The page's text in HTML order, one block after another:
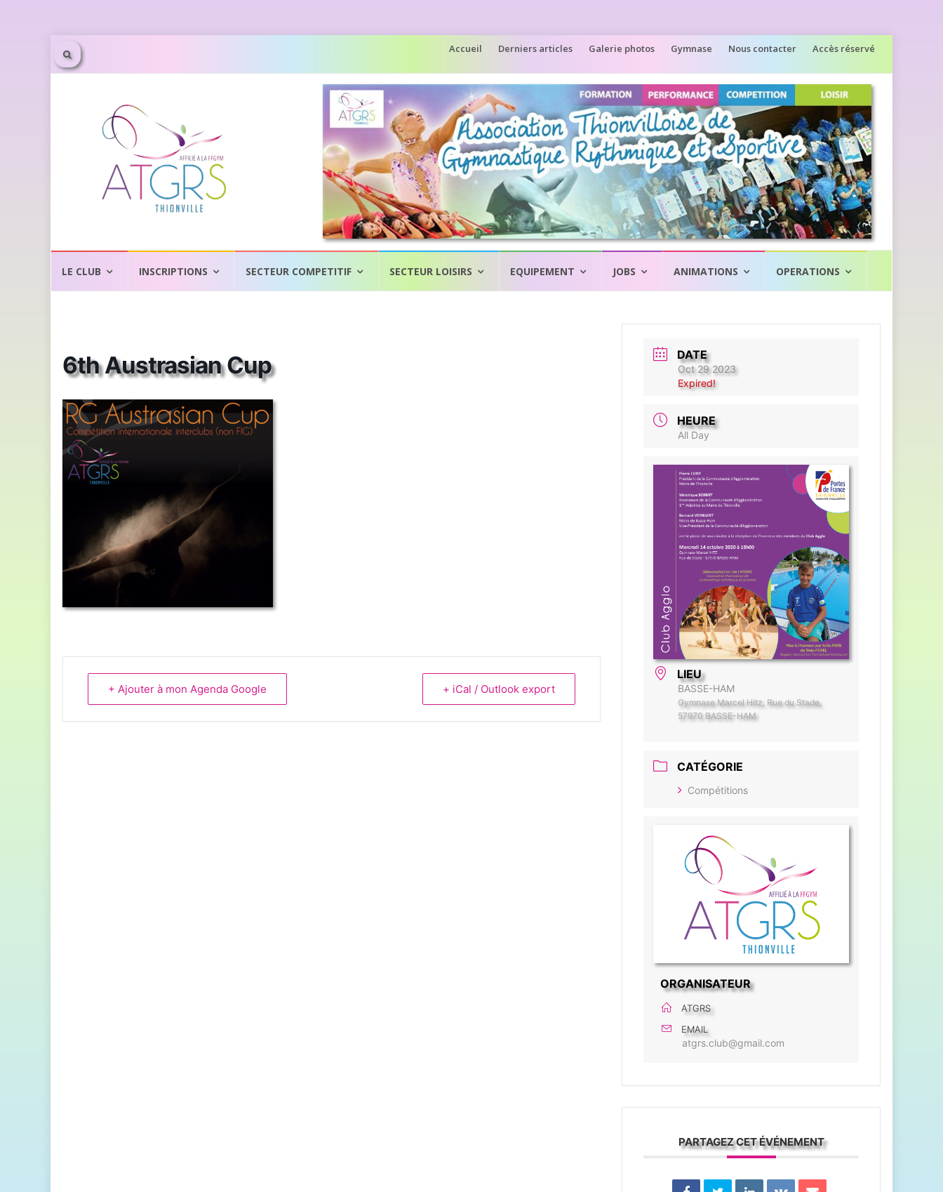
Aller
au
contenu
Accueil Derniers articles Galerie photos Gymnase Nous contacter Accès réservé
LE CLUB INSCRIPTIONS SECTEUR COMPETITIF SECTEUR LOISIRS EQUIPEMENT JOBS ANIMATIONS OPERATIONS
6th Austrasian Cup
+ Ajouter à mon Agenda Google + iCal / Outlook export
DATE
Oct 29 2023
Expired!
HEURE
All Day
LIEU
BASSE-HAM
Gymnase Marcel Hitz, Rue du Stade,
57970 BASSE-HAM
CATÉGORIE
Compétitions
ORGANISATEUR
ATGRS
EMAIL
atgrs.club@gmail.com
PARTAGEZ CET ÉVÉNEMENT